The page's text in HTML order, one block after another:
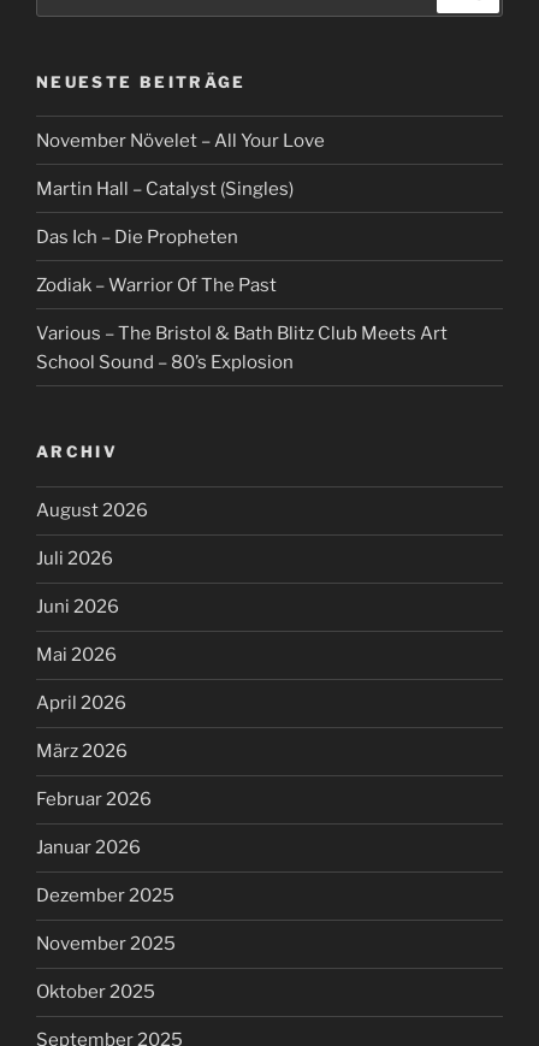
NEUESTE BEITRÄGE
November Növelet – All Your Love
Martin Hall – Catalyst (Singles)
Das Ich – Die Propheten
Zodiak – Warrior Of The Past
Various – The Bristol & Bath Blitz Club Meets Art
School Sound – 80’s Explosion
ARCHIV
August 2026
Juli 2026
Juni 2026
Mai 2026
April 2026
März 2026
Februar 2026
Januar 2026
Dezember 2025
November 2025
Oktober 2025
September 2025